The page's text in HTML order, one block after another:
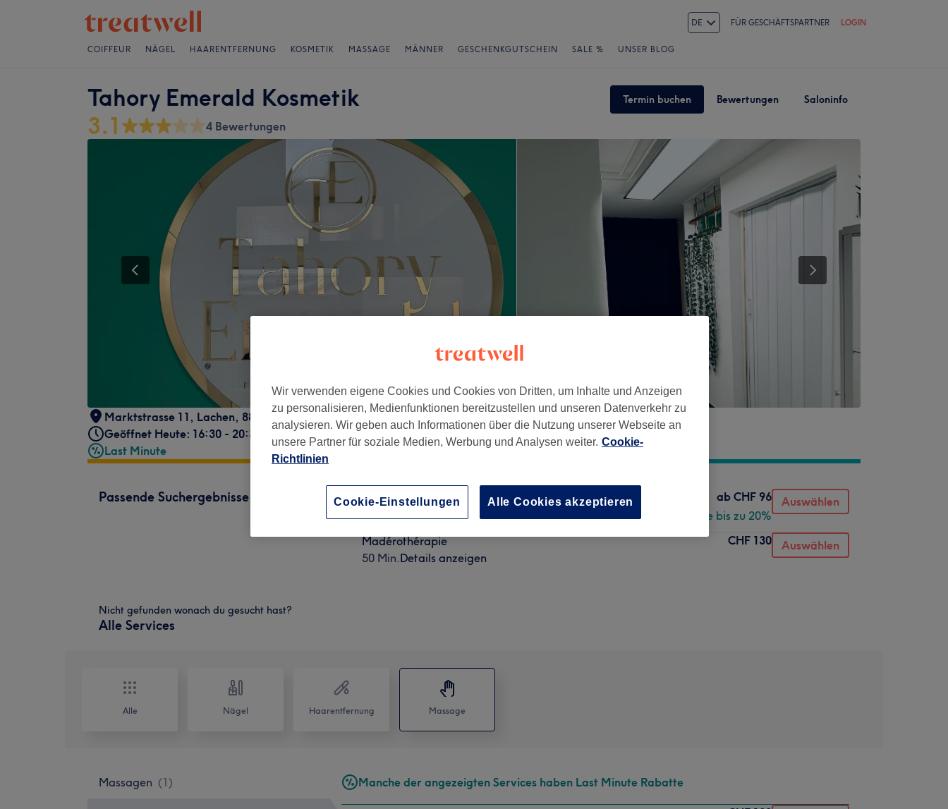
DE FÜR GESCHÄFTSPARTNER LOGIN
COIFFEUR NÄGEL HAARENTFERNUNG KOSMETIK MASSAGE MÄNNER GESCHENKGUTSCHEIN SALE % UNSER BLOG
Tahory Emerald Kosmetik Termin buchen Bewertungen Saloninfo
3.1 4 Bewertungen
Marktstrasse 11 , Lachen, 8853
Geöffnet Heute: 16:30 - 20:30
Last Minute
Passende Suchergebnisse
Holztherapie in zwei Körperbereichen
ab CHF 96
Spare bis zu 20%
Auswählen
Madérothérapie
50 Min.Details anzeigen
CHF 130 Auswählen
Nicht gefunden wonach du gesucht hast?
Alle Services
Alle Nägel Haarentfernung Massage
Massagen (1) Manche der angezeigten Services haben Last Minute Rabatte
Wir verwenden eigene Cookies und Cookies von Dritten, um Inhalte und Anzeigen
zu personalisieren, Medienfunktionen bereitzustellen und unseren Datenverkehr zu
analysieren. Wir geben auch Informationen über die Nutzung unserer Webseite an
unsere Partner für soziale Medien, Werbung und Analysen weiter. Cookie-
Richtlinien
Alle Cookies akzeptieren
Cookie-Einstellungen